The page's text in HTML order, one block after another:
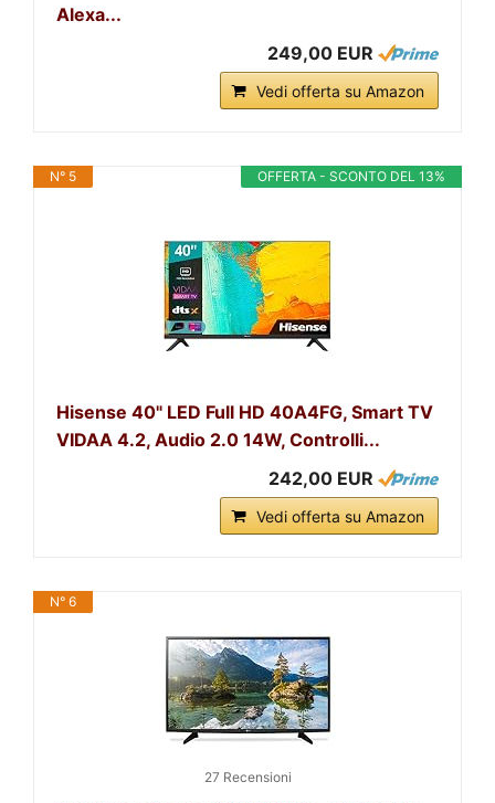
Alexa...
249,00 EUR
Vedi offerta su Amazon
OFFERTA - SCONTO DEL 13%
N° 5
Hisense 40" LED Full HD 40A4FG, Smart TV
VIDAA 4.2, Audio 2.0 14W, Controlli...
242,00 EUR
Vedi offerta su Amazon
N° 6
27 Recensioni